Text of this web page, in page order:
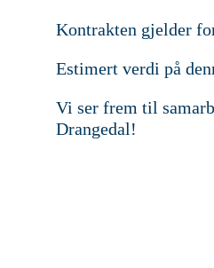
Kontrakten gjelder
Estimert verdi på
Vi ser frem til
Drangedal!